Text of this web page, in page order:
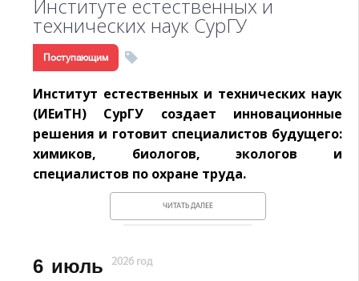
Институте естественных и
технических наук СурГУ
Поступающим
Институт естественных и технических наук
(ИЕиТН) СурГУ создает инновационные
решения и готовит специалистов будущего:
химиков, биологов, экологов и
специалистов по охране труда.
ЧИТАТЬ ДАЛЕЕ
6 июль 2026 год